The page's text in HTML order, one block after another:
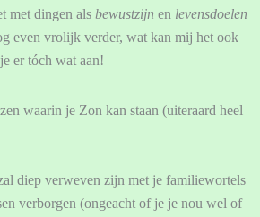
met dingen als bewustzijn en levensdoelen
even vrolijk verder, wat kan mij het ook
er tóch wat aan!
waarin je Zon kan staan (uiteraard heel
diep verweven zijn met je familiewortels
verborgen (ongeacht of je je nou wel of